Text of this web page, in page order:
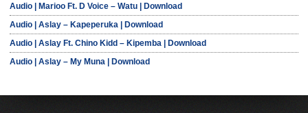
Audio | Marioo Ft. D Voice – Watu | Download
Audio | Aslay – Kapeperuka | Download
Audio | Aslay Ft. Chino Kidd – Kipemba | Download
Audio | Aslay – My Muna | Download